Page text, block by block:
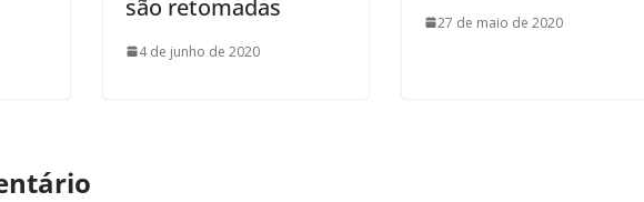
são retomadas
4 de junho de 2020
27 de maio de 2020